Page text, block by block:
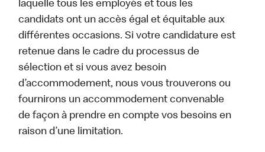
laquelle tous les employés et tous les
candidats ont un accès égal et équitable aux
différentes occasions. Si votre candidature est
retenue dans le cadre du processus de
sélection et si vous avez besoin
d’accommodement, nous vous trouverons ou
fournirons un accommodement convenable
de façon à prendre en compte vos besoins en
raison d’une limitation.